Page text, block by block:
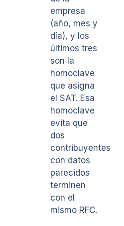
empresa
(año, mes y
día), y los
últimos tres
son la
homoclave
que asigna
el SAT. Esa
homoclave
evita que
dos
contribuyentes
con datos
parecidos
terminen
con el
mismo RFC.